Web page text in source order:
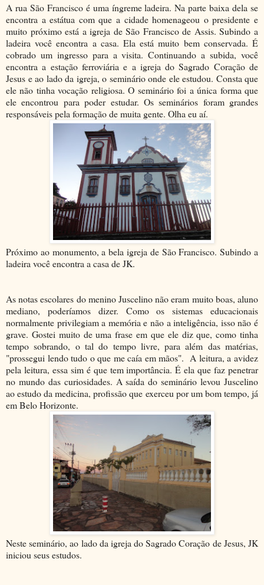
A rua São Francisco é uma íngreme ladeira. Na parte baixa dela se
encontra a estátua com que a cidade homenageou o presidente e
muito próximo está a igreja de São Francisco de Assis. Subindo a
ladeira você encontra a casa. Ela está muito bem conservada. É
cobrado um ingresso para a visita. Continuando a subida, você
encontra a estação ferroviária e a igreja do Sagrado Coração de
Jesus e ao lado da igreja, o seminário onde ele estudou. Consta que
ele não tinha vocação religiosa. O seminário foi a única forma que
ele encontrou para poder estudar. Os seminários foram grandes
responsáveis pela formação de muita gente. Olha eu aí.
Próximo ao monumento, a bela igreja de São Francisco. Subindo a
ladeira você encontra a casa de JK.
As notas escolares do menino Juscelino não eram muito boas, aluno
mediano, poderíamos dizer. Como os sistemas educacionais
normalmente privilegiam a memória e não a inteligência, isso não é
grave. Gostei muito de uma frase em que ele diz que, como tinha
tempo sobrando, o tal do tempo livre, para além das matérias,
"prossegui lendo tudo o que me caía em mãos". A leitura, a avidez
pela leitura, essa sim é que tem importância. É ela que faz penetrar
no mundo das curiosidades. A saída do seminário levou Juscelino
ao estudo da medicina, profissão que exerceu por um bom tempo, já
em Belo Horizonte.
Neste seminário, ao lado da igreja do Sagrado Coração de Jesus, JK
iniciou seus estudos.